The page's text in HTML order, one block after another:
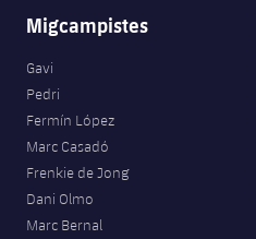
Migcampistes
Gavi
Pedri
Fermín López
Marc Casadó
Frenkie de Jong
Dani Olmo
Marc Bernal